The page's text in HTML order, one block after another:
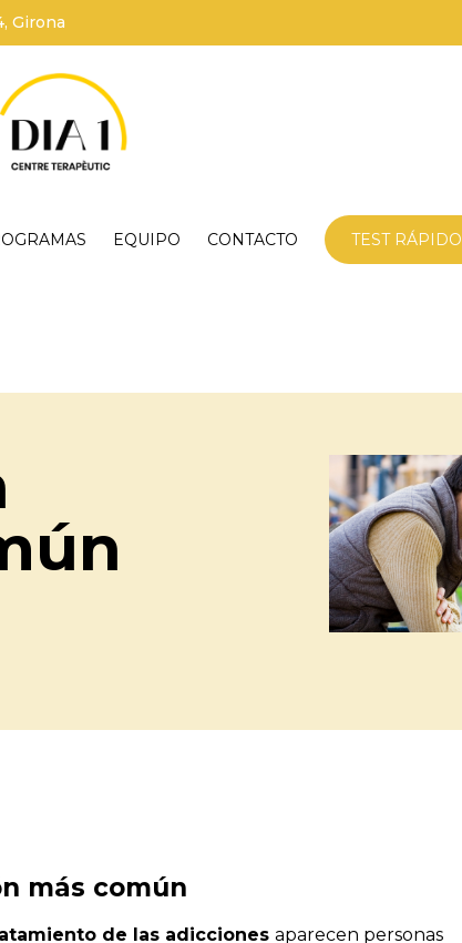
Girona
EQUIPO CONTACTO TEST RÁPIDO
más común
de las adicciones aparecen personas